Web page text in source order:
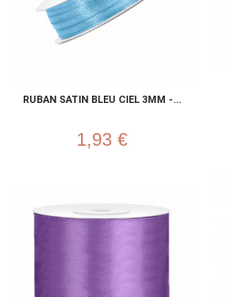
RUBAN SATIN BLEU CIEL 3MM -...
1,93 €